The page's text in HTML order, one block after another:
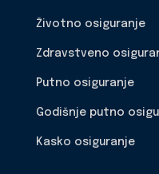
Životno osiguranje
Zdravstveno
Putno osiguranje
Godišnje putno
Kasko osiguranje